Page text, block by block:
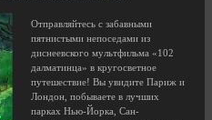
Отправляйтесь с забавными
пятнистыми непоседами из
диснеевского мультфильма «102
далматинца» в кругосветное
путешествие! Вы увидите Париж и
Лондон, побываете в лучших
парках Нью-Йорка, Сан-